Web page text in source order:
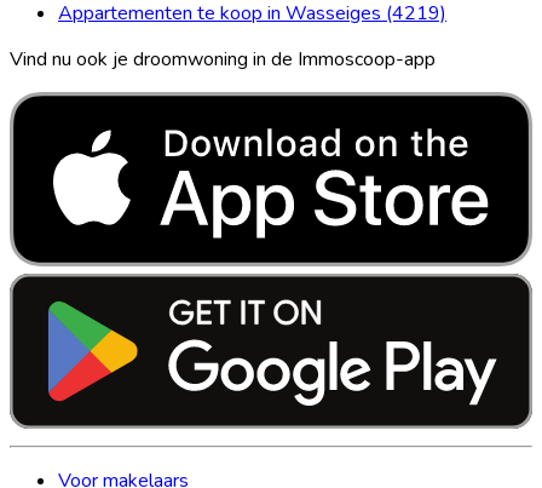
Appartementen te koop in Wasseiges (4219)
Vind nu ook je droomwoning in de Immoscoop-app
Voor makelaars